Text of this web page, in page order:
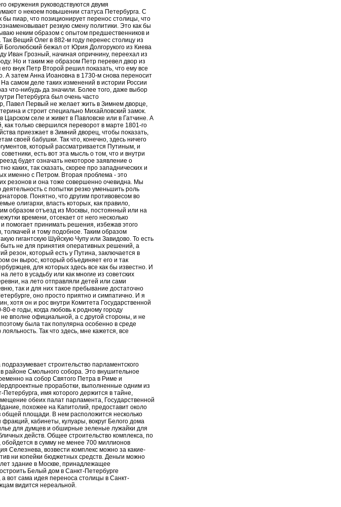
окружения руководствуются двумя
о некоем повышении статуса Петербурга. С
бы пиар, что позиционирует перенос столицы, что
резкую смену политики. Это как бы
неким образом с опытом предшественников и
Так Вещий Олег в 882-м году перенес столицу из
Боголюбский бежал от Юрия Долгорукого из Киева
Иван Грозный, начиная опричнину, переехал из
Но и таким же образом Петр перевел двор из
внук Петр Второй решил показать, что ему все
А затем Анна Иоановна в 1730-м снова переносит
самом деле таких изменений в истории России
что-нибудь да значили. Более того, даже выбор
Петербурга был очень часто
Павел Первый не желает жить в Зимнем дворце,
и строит специально Михайловский замок.
Царском селе и живет в Павловске или в Гатчине. А
только свершился переворот в марте 1801-го
приезжает в Зимний дворец, чтобы показать,
своей бабушки. Так что, конечно, здесь ничего
который рассматривается Путиным, и
есть вот эта мысль о том, что и внутри
будет означать некоторое заявление о
каких, так сказать, скорее про западнических и
именно с Петром. Вторая проблема - это
резонов и она тоже совершенно очевидна. Мы
с попытки резко уменьшить роль
Понятно, что другим противовесом во
олигархи, власть которых, как правило,
образом отъезд из Москвы, постоянный или на
времени, отсекает от него несколько
помогает принимать решения, избежав этого
толкачей и тому подобное. Таким образом
гигантскую Шуйскую Чупу или Завидово. То есть
не для принятия оперативных решений, а
резон, который есть у Путина, заключается в
он вырос, который объединяет его и так
для которых здесь все как бы известно. И
лето в усадьбу или как многие из советских
на лето отправляли детей или сами
так и для них такое пребывание достаточно
оно просто приятно и симпатично. И я
хотя он и рос внутри Комитета Государственной
е годы, когда любовь к родному городу
вполне официальной, а с другой стороны, и не
была так популярна особенно в среде
Так что здесь, мне кажется, все
строительство парламентского
районе Смольного собора. Это внушительное
на собор Святого Петра в Риме и
проработки, выполненные одним из
имя которого держится в тайне,
обеих палат парламента, Государственной
похожее на Капитолий, предоставит около
общей площади. В нем расположится несколько
кабинеты, кулуары, вокруг Белого дома
для думцев и обширные зеленые лужайки для
действ. Общее строительство комплекса, по
в сумму не менее 700 миллионов
Селезнева, возвести комплекс можно за какие-
ни копейки бюджетных средств. Деньги можно
здание в Москве, принадлежащее
Белый дом в Санкт-Петербурге
вот сама идея переноса столицы в Санкт-
видится нереальной.